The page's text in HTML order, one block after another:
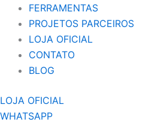
FERRAMENTAS
PROJETOS PARCEIROS
LOJA OFICIAL
CONTATO
BLOG
LOJA OFICIAL
WHATSAPP